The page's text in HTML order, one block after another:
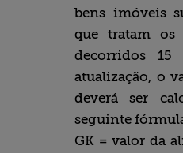
bens imóveis
que tratam os
decorridos
atualização, o
deverá ser
seguinte
GK = valor da